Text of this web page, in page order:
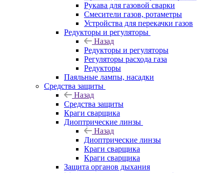
Рукава для газовой сварки
Смесители газов, ротаметры
Устройства для перекачки газов
Редукторы и регуляторы
Назад
Редукторы и регуляторы
Регуляторы расхода газа
Редукторы
Паяльные лампы, насадки
Средства защиты
Назад
Средства защиты
Краги сварщика
Диоптрические линзы
Назад
Диоптрические линзы
Краги сварщика
Краги сварщика
Защита органов дыхания